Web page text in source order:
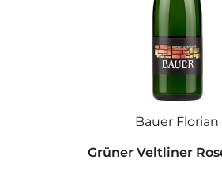
Bauer Florian
Grüner Veltliner